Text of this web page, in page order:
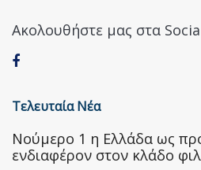
Ακολουθήστε μας στα
Τελευταία Νέα
Nούμερο 1 η Ελλάδα ως
ενδιαφέρον στον κλάδο